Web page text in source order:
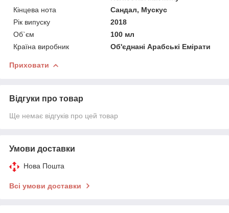
Кінцева нота
Сандал, Мускус
Рік випуску
2018
Об`єм
100 мл
Країна виробник
Об'єднані Арабські Емірати
Приховати
Відгуки про товар
Ще немає відгуків про цей товар
Умови доставки
Нова Пошта
Всі умови доставки